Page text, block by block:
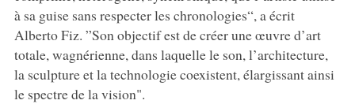
à sa guise sans respecter les chronologies“, a écrit
Alberto Fiz. ”Son objectif est de créer une œuvre d’art
totale, wagnérienne, dans laquelle le son, l’architecture,
la sculpture et la technologie coexistent, élargissant ainsi
le spectre de la vision".